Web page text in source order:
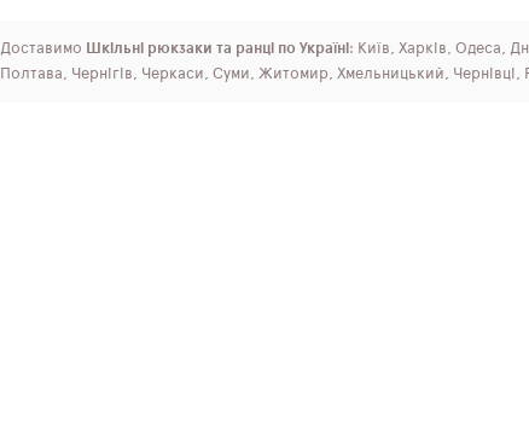
Доставимо Шкільні рюкзаки та ранці по Україні : Київ, Харків, Одеса,
Полтава, Чернігів, Черкаси, Суми, Житомир, Хмельницький, Чернівці,